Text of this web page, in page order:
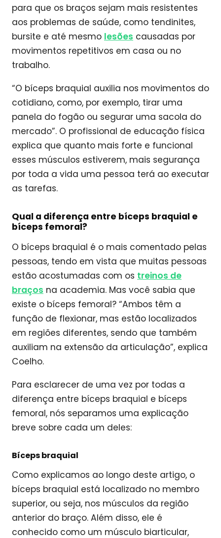
para que os braços sejam mais resistentes
aos problemas de saúde, como tendinites,
bursite e até mesmo lesões causadas por
movimentos repetitivos em casa ou no
trabalho.
“O bíceps braquial auxilia nos movimentos do
cotidiano, como, por exemplo, tirar uma
panela do fogão ou segurar uma sacola do
mercado”. O profissional de educação física
explica que quanto mais forte e funcional
esses músculos estiverem, mais segurança
por toda a vida uma pessoa terá ao executar
as tarefas.
Qual a diferença entre bíceps braquial e
bíceps femoral?
O bíceps braquial é o mais comentado pelas
pessoas, tendo em vista que muitas pessoas
estão acostumadas com os treinos de
braços na academia. Mas você sabia que
existe o bíceps femoral? “Ambos têm a
função de flexionar, mas estão localizados
em regiões diferentes, sendo que também
auxiliam na extensão da articulação”, explica
Coelho.
Para esclarecer de uma vez por todas a
diferença entre bíceps braquial e bíceps
femoral, nós separamos uma explicação
breve sobre cada um deles:
Bíceps braquial
Como explicamos ao longo deste artigo, o
bíceps braquial está localizado no membro
superior, ou seja, nos músculos da região
anterior do braço. Além disso, ele é
conhecido como um músculo biarticular,